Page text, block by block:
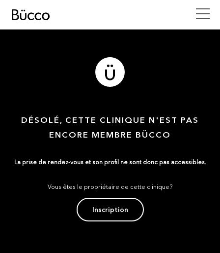
DÉSOLÉ, CETTE CLINIQUE N'EST PAS
ENCORE MEMBRE BÜCCO
La prise de rendez-vous et son profil ne sont donc pas accessibles.
Vous êtes le propriétaire de cette clinique?
Inscription